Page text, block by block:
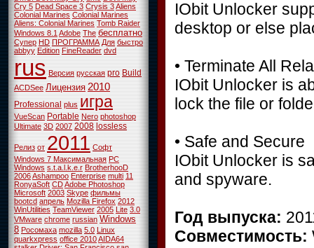
Cry 5 Dead Space 3 Crysis 3Aliens
Colonial Marines Colonial Marines
Aliens: Colonial Marines Tomb Raider
Windows 8.1Adobe The бесплатно
Супер HD ПРОГРАММА Для быстро
abbyy Edition FineReader dvd
rus Версия русская pro Build
ACDSee Лицензия 2010
Professional plus игра
VueScan Portable Nero photoshop
Ultimate 3D 2007 2008 lossless
Релиз от 2011 Софт
Windows 7 Максимальная PC
Windows s.t.a.l.k.e.r BrotherhooD
2006Ashampoo Enterprise multi 11
RonyaSoft CDAdobe Photoshop
Microsoft 2003 Skype фильмы
bootcd апрель Mozilla Firefox 2012
WinUtilities TeamViewer 2005 Lite 3.0
VMware chrome russian Windows
8 Росомаха mozilla 5.0 Linux
quarkxpress office 2010AIDA64
IObit Unlocker
desktop or else
• Terminate All
IObit Unlocker is
lock the file or
• Safe and Secure
IObit Unlocker is
and spyware.
Год выпуска:
Совместимость: